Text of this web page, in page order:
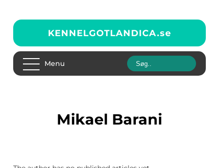
KENNELGOTLANDICA.se
Menu
Mikael Barani